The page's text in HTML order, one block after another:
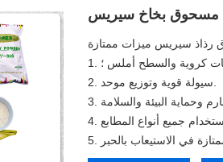
كروية والسطح أملس ؛